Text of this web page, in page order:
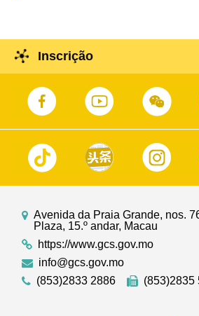
Inscrição
Avenida da Praia Grande, nos.
Plaza, 15.º andar, Macau
https://www.gcs.gov.mo
info@gcs.gov.mo
(853)2833 2886
(853)2835